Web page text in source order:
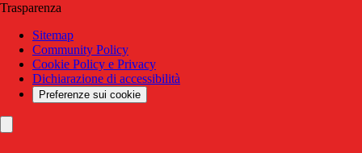
Trasparenza
Sitemap
Community Policy
Cookie Policy e Privacy
Dichiarazione di accessibilità
Preferenze sui cookie